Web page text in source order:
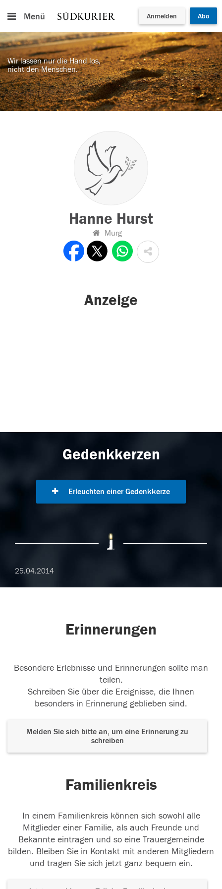
Menü Anmelden Abo
Wir lassen nur die Hand los,
nicht den Menschen.
Hanne Hurst
Murg
Anzeige
Gedenkkerzen
Erleuchten einer Gedenkkerze
25.04.2014
Erinnerungen
Besondere Erlebnisse und Erinnerungen sollte man
teilen.
Schreiben Sie über die Ereignisse, die Ihnen
besonders in Erinnerung geblieben sind.
Melden Sie sich bitte an, um eine Erinnerung zu
schreiben
Familienkreis
In einem Familienkreis können sich sowohl alle
Mitglieder einer Familie, als auch Freunde und
Bekannte eintragen und so eine Trauergemeinde
bilden. Bleiben Sie in Kontakt mit anderen Mitgliedern
und tragen Sie sich jetzt ganz bequem ein.